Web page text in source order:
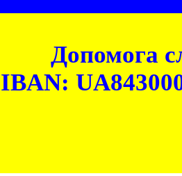
Допомога
IBAN: